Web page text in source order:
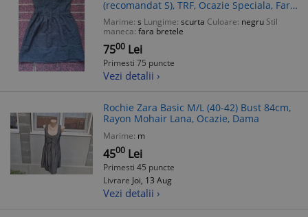
(recomandat S), TRF, Ocazie Speciala, Fara
Brettele
Marime: s Lungime: scurta Culoare: negru Stil
maneca: fara bretele
7500 Lei
Primesti 75 puncte
Vezi detalii ›
Rochie Zara Basic M/L (40-42) Bust 84cm,
Rayon Mohair Lana, Ocazie, Dama
Marime: m
4500 Lei
Primesti 45 puncte
Livrare Joi, 13 Aug
Vezi detalii ›